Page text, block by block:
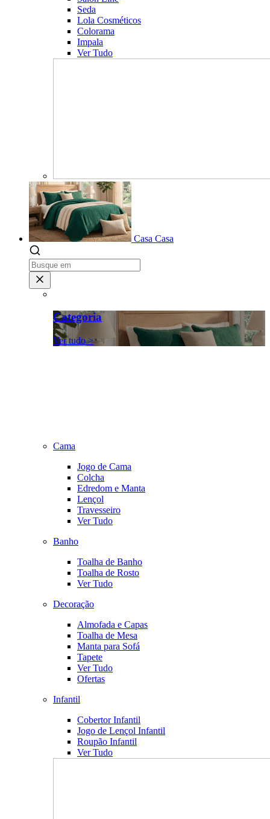
Seda
Lola Cosméticos
Colorama
Impala
Ver Tudo
Casa Casa
Categoria
Ver tudo >
Cama
Jogo de Cama
Colcha
Edredom e Manta
Lençol
Travesseiro
Ver Tudo
Banho
Toalha de Banho
Toalha de Rosto
Ver Tudo
Decoração
Almofada e Capas
Toalha de Mesa
Manta para Sofá
Tapete
Ver Tudo
Ofertas
Infantil
Cobertor Infantil
Jogo de Lençol Infantil
Roupão Infantil
Ver Tudo